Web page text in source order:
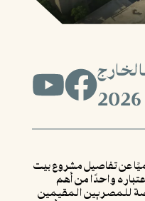
2026
عن تفاصيل مشروع بيت
للعاملين بالخارج 2026 باعتباره واحدًا من أهم
للمصريين المقيمين